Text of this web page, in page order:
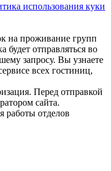
использования куки
на проживание групп
будет отправляться во
запросу. Вы узнаете
всех гостиниц,
Перед отправкой
сайта.
работы отделов